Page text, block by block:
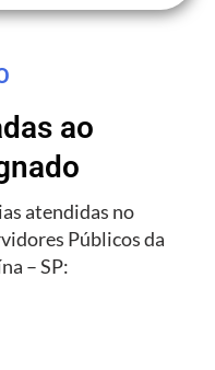
ao
atendidas no
Públicos da
– SP: